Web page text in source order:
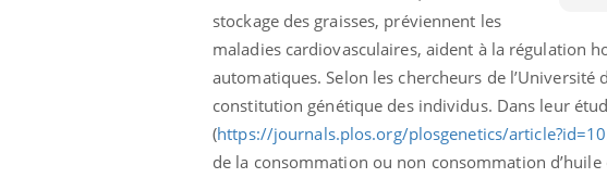
stockage des graisses, préviennent les
maladies cardiovasculaires, aident à la régulation
automatiques. Selon les chercheurs de l’Université
constitution génétique des individus. Dans leur
(https://journals.plos.org/plosgenetics/
de la consommation ou non consommation
Mordue par un
barracuda, une petite fille
secourue grâce à un
réflexe essentiel
Légionellose en Suisse :
quelle est l’origine de la
contamination ?